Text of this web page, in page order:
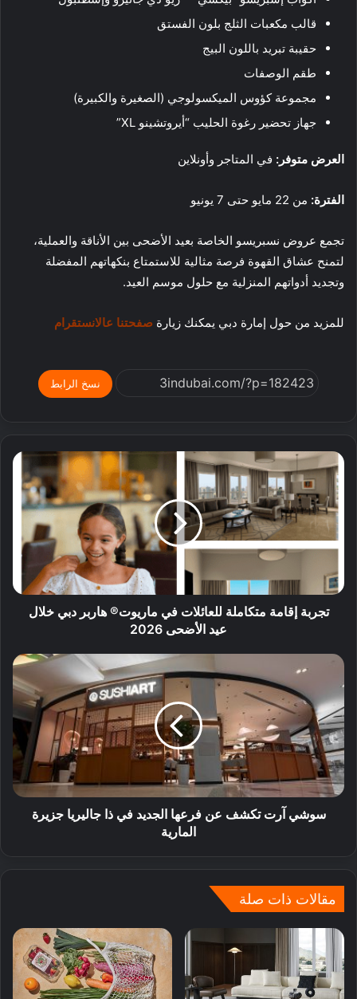
قالب مكعبات الثلج بلون الفستق
حقيبة تبريد باللون البيج
طقم الوصفات
مجموعة كؤوس الميكسولوجي (الصغيرة والكبيرة)
جهاز تحضير رغوة الحليب “أيروتشينو XL”
العرض متوفر: في المتاجر وأونلاين
الفترة: من 22 مايو حتى 7 يونيو
تجمع عروض نسبريسو الخاصة بعيد الأضحى بين الأناقة والعملية،
لتمنح عشاق القهوة فرصة مثالية للاستمتاع بنكهاتهم المفضلة
وتجديد أدواتهم المنزلية مع حلول موسم العيد.
للمزيد من حول إمارة دبي يمكنك زيارة صفحتنا عالانستقرام
نسخ الرابط
تجربة إقامة متكاملة للعائلات في ماريوت® هاربر دبي خلال
عيد الأضحى 2026
سوشي آرت تكشف عن فرعها الجديد في ذا جاليريا جزيرة
المارية
مقالات ذات صلة